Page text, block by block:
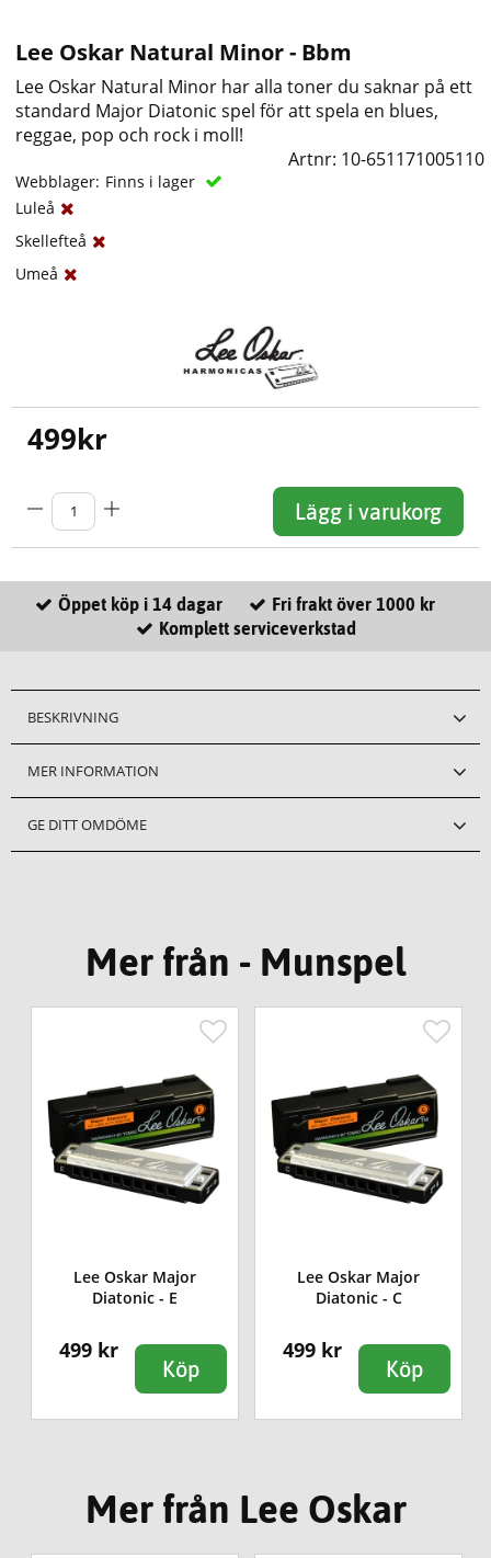
Lee Oskar Natural Minor - Bbm
Lee Oskar Natural Minor har alla toner du saknar på ett
standard Major Diatonic spel för att spela en blues,
reggae, pop och rock i moll!
Artnr: 10-651171005110
Webblager: Finns i lager
Luleå
Skellefteå
Umeå
499kr
Lägg i varukorg
Öppet köp i 14 dagar
Fri frakt över 1000 kr
Komplett serviceverkstad
BESKRIVNING
MER INFORMATION
GE DITT OMDÖME
Mer från - Munspel
Lee Oskar Major
Diatonic - E
499 kr
Köp
Lee Oskar Major
Diatonic - C
499 kr
Köp
Mer från Lee Oskar